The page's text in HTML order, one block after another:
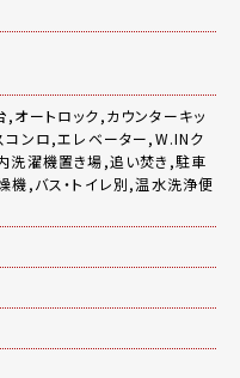
オートロック,カウンターキッ
コンロ,エレベーター,W.INク
洗濯機置き場,追い焚き,駐車
機,バス・トイレ別,温水洗浄便